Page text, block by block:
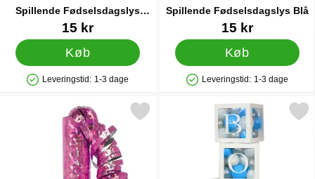
Spillende Fødselsdagslys
Lyserød
Varenr 9052315 kr
Køb
Produkttilgængelighed: På lager
Leveringstid: 1-3 dage
Spillende Fødselsdagslys Blå
Varenr 9052215 kr
Køb
Produkttilgængelighed: På lager
Leveringstid: 1-3 dage
Markér serpentin Metallic Prisme Pink som favoritMarkér ballonbokse